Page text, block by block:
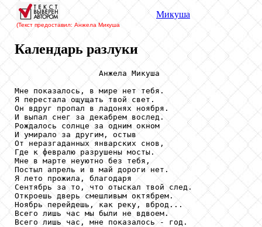
(Текст предоставил: Анжела Микуша
Микуша
Календарь разлуки
                  Анжела Микуша
Мне показалось, в мире нет тебя.
Я перестала ощущать твой свет.
Он вдруг пропал в ладонях ноября.
И выпал снег за декабрем вослед.
Рождалось солнце за одним окном
И умирало за другим, остыв
От неразгаданных январских снов,
Где к февралю разрушены мосты.
Мне в марте неуютно без тебя,
Постыл апрель и в май дороги нет.
Я лето прожила, благодаря
Сентябрь за то, что отыскал твой след.
Откроешь дверь смешливым октябрем.
Ноябрь перейдешь, как реку, вброд...
Всего лишь час мы были не вдвоем.
Всего лишь час, мне показалось - год.